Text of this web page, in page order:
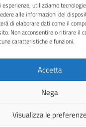
utilizziamo
alle informazioni del
di elaborare dati come il
Non acconsentire o ritirare il
caratteristiche e funzioni.
Accetta
Nega
Visualizza le preferenze
VERH020008
Amministrazioni
(CUF): UFBI5A
di Stato per
Idea e